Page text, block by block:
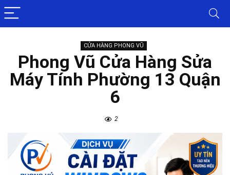
CỬA HÀNG PHONG VŨ
Phong Vũ Cửa Hàng Sửa
Máy Tính Phường 13 Quận
6
2